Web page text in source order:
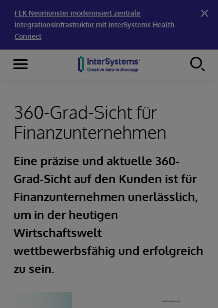
FEK Neumünster modernisiert zentrale
Integrationsinfrastruktur mit InterSystems Health
Connect
Skip to content
Menu
360-Grad-Sicht für
Finanzunternehmen
Eine präzise und aktuelle 360-
Grad-Sicht auf den Kunden ist für
Finanzunternehmen unerlässlich,
um in der heutigen
Wirtschaftswelt
wettbewerbsfähig und erfolgreich
zu sein.